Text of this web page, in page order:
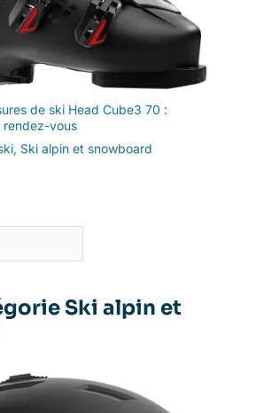
de ski Head Cube3 70 :
rendez-vous
, Ski alpin et snowboard
Ski alpin et